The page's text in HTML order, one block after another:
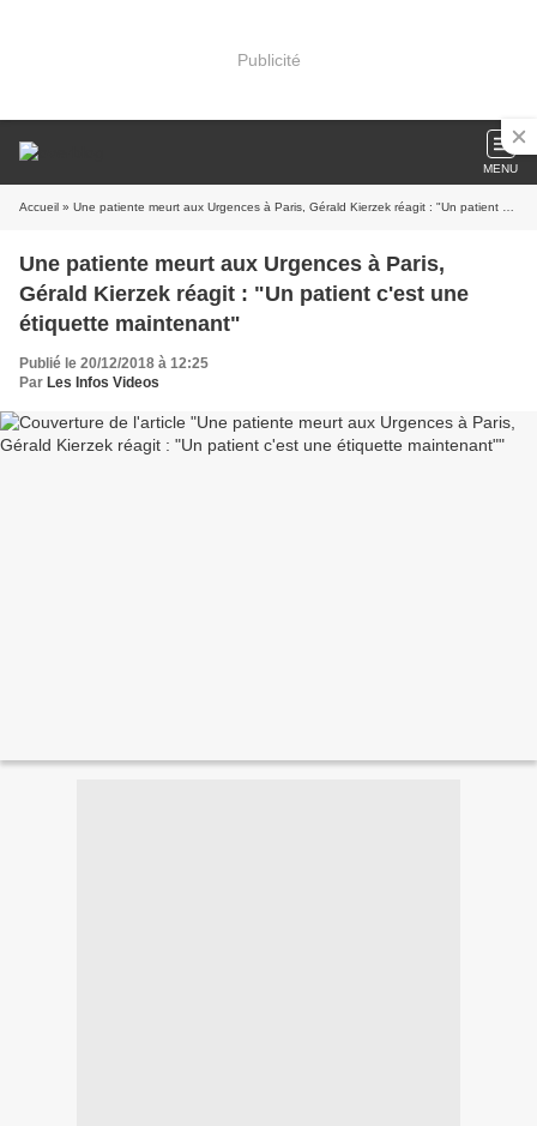
Publicité
MENU
Accueil » Une patiente meurt aux Urgences à Paris, Gérald Kierzek réagit : "Un patient c'est une étiquette maintenant"
Une patiente meurt aux Urgences à Paris,
Gérald Kierzek réagit : "Un patient c'est une
étiquette maintenant"
Publié le 20/12/2018 à 12:25
Par Les Infos Videos